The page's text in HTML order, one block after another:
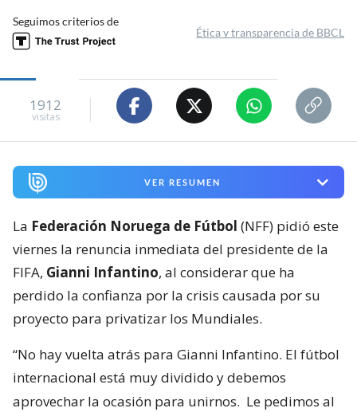
Seguimos criterios de
Ética y transparencia de BBCL
1912
visitas
VER RESUMEN
La Federación Noruega de Fútbol (NFF) pidió este
viernes la renuncia inmediata del presidente de la
FIFA, Gianni Infantino, al considerar que ha
perdido la confianza por la crisis causada por su
proyecto para privatizar los Mundiales.
“No hay vuelta atrás para Gianni Infantino. El fútbol
internacional está muy dividido y debemos
aprovechar la ocasión para unirnos. Le pedimos al